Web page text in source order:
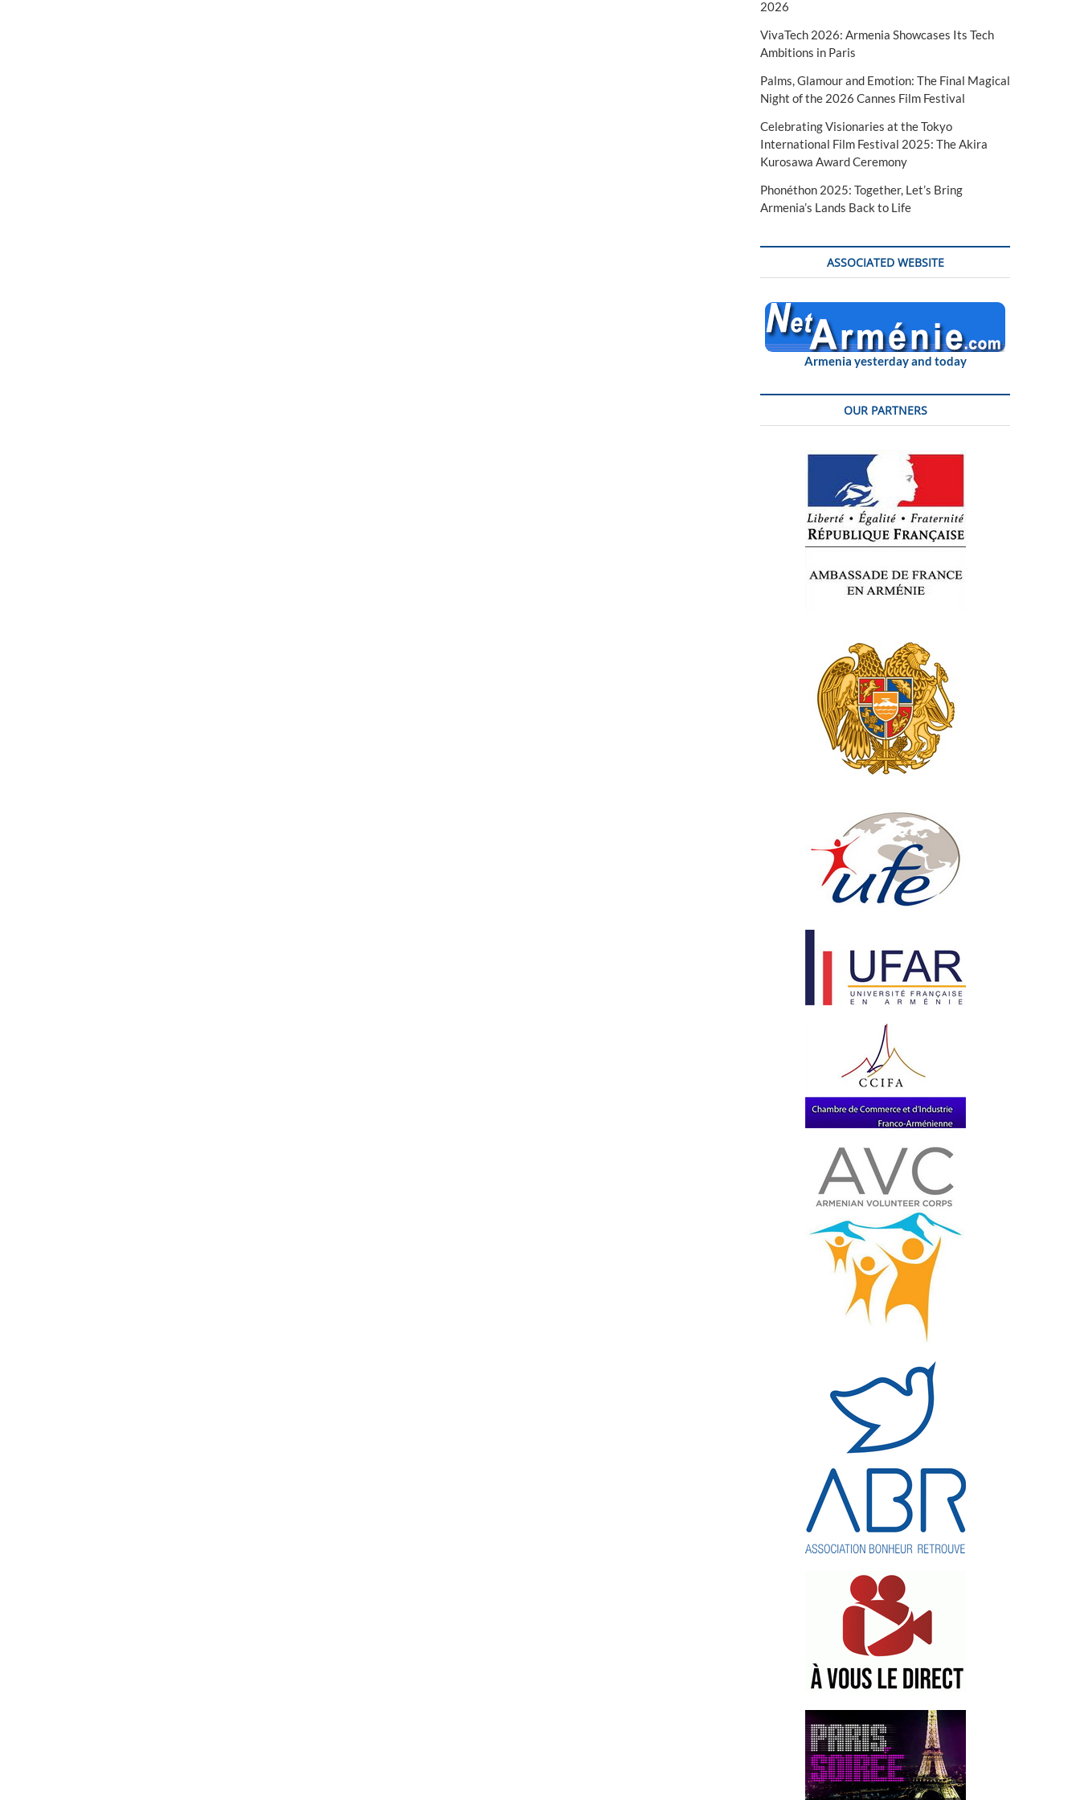
2026
VivaTech 2026: Armenia Showcases Its Tech
Ambitions in Paris
Palms, Glamour and Emotion: The Final Magical
Night of the 2026 Cannes Film Festival
Celebrating Visionaries at the Tokyo
International Film Festival 2025: The Akira
Kurosawa Award Ceremony
Phonéthon 2025: Together, Let’s Bring
Armenia’s Lands Back to Life
ASSOCIATED WEBSITE
Armenia yesterday and today
OUR PARTNERS